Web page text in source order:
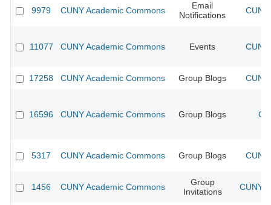
9979 CUNY Academic Commons
Email
Notifications
11077 CUNY Academic Commons Events
17258 CUNY Academic Commons Group Blogs
16596 CUNY Academic Commons Group Blogs
5317 CUNY Academic Commons Group Blogs
1456 CUNY Academic Commons
Group
Invitations
CUNY